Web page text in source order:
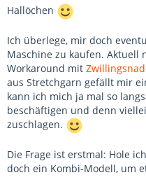
Hallöchen
Ich überlege, mir doch
Maschine zu kaufen. Aktuell
Workaround mit
aus Stretchgarn gefällt mir
kann ich mich ja mal so
beschäftigen und denn
zuschlagen.
Die Frage ist erstmal: Hole
doch ein Kombi-Modell, um